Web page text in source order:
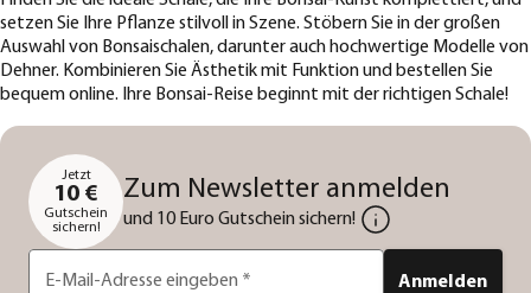
setzen Sie Ihre Pflanze stilvoll in Szene. Stöbern Sie in der großen
Auswahl von Bonsaischalen, darunter auch hochwertige Modelle von
Dehner. Kombinieren Sie Ästhetik mit Funktion und bestellen Sie
bequem online. Ihre Bonsai-Reise beginnt mit der richtigen Schale!
Jetzt
10 €
Gutschein
sichern!
Zum Newsletter anmelden
und 10 Euro Gutschein sichern!
E-Mail-Adresse eingeben * Anmelden